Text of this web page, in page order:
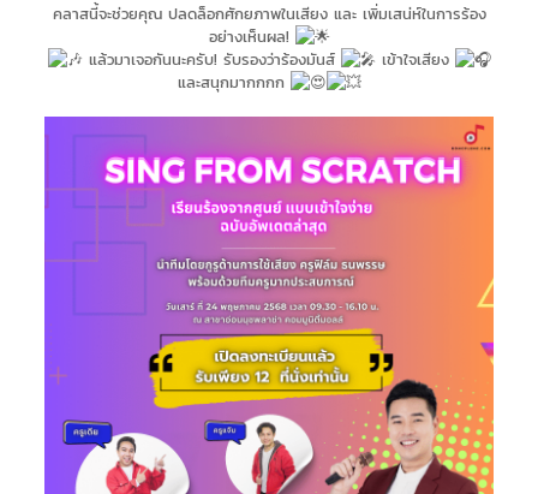
คลาสนี้จะช่วยคุณ ปลดล็อกศักยภาพในเสียง และ เพิ่มเสน่ห์ในการร้อง
อย่างเห็นผล!
แล้วมาเจอกันนะครับ! รับรองว่าร้องมันส์
เข้าใจเสียง
และสนุกมากกกก